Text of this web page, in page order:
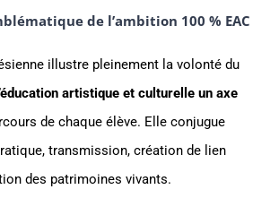
de l’ambition 100 % EAC
illustre pleinement la volonté du
artistique et culturelle un axe
de chaque élève. Elle conjugue
transmission, création de lien
des patrimoines vivants.